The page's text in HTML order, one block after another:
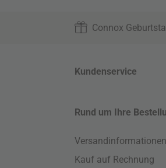
Connox
Kundenservice
Rund um Ihre
Versandinformationen
Kauf auf Rechnung